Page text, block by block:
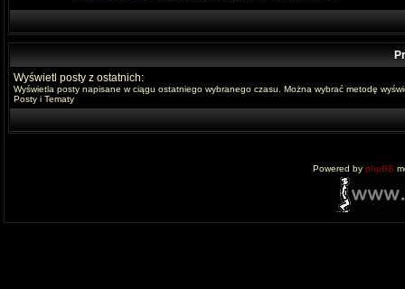
Wyświetl posty z ostatnich:
Wyświetla posty napisane w ciągu ostatniego wybranego czasu. Można wybrać metodę
Posty i Tematy
Powered by phpBB